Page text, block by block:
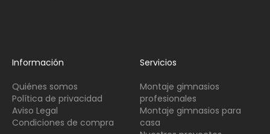
Información
Quiénes somos
Política de privacidad
Aviso Legal
Condiciones de compra
Servicios
Montaje gimnasios
profesionales
Montaje gimnasios para
casa